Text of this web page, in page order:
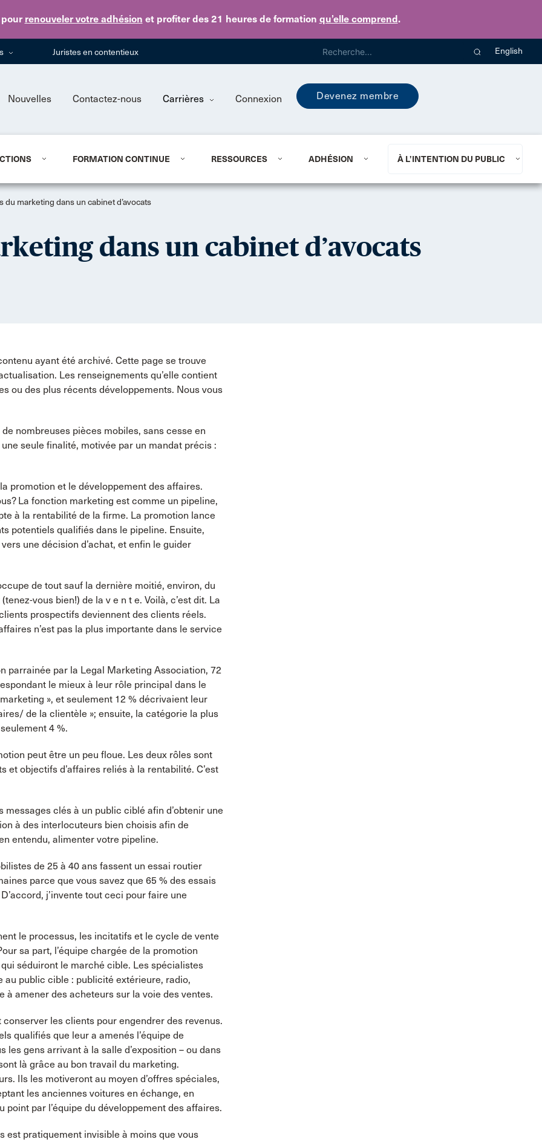
renouveler votre adhésion et profiter des 21 heures de formation qu’elle comprend.
Skip to main content
Juristes en contentieux English
Nouvelles Contactez-nous Carrières Connexion Devenez membre
FORMATION CONTINUE RESSOURCES ADHÉSION À L’INTENTION DU PUBLIC
du marketing dans un cabinet d’avocats
dans un cabinet d’avocats
ayant été archivé. Cette page se trouve
Les renseignements qu’elle contient
ou des plus récents développements. Nous vous
nombreuses pièces mobiles, sans cesse en
seule finalité, motivée par un mandat précis :
promotion et le développement des affaires.
La fonction marketing est comme un pipeline,
à la rentabilité de la firme. La promotion lance
potentiels qualifiés dans le pipeline. Ensuite,
une décision d’achat, et enfin le guider
de tout sauf la dernière moitié, environ, du
vous bien!) de la v e n t e. Voilà, c’est dit. La
prospectifs deviennent des clients réels.
n’est pas la plus importante dans le service
parrainée par la Legal Marketing Association, 72
le mieux à leur rôle principal dans le
», et seulement 12 % décrivaient leur
de la clientèle »; ensuite, la catégorie la plus
4 %.
peut être un peu floue. Les deux rôles sont
objectifs d’affaires reliés à la rentabilité. C’est
clés à un public ciblé afin d’obtenir une
à des interlocuteurs bien choisis afin de
entendu, alimenter votre pipeline.
de 25 à 40 ans fassent un essai routier
parce que vous savez que 65 % des essais
j’invente tout ceci pour faire une
le processus, les incitatifs et le cycle de vente
sa part, l’équipe chargée de la promotion
séduiront le marché cible. Les spécialistes
public cible : publicité extérieure, radio,
amener des acheteurs sur la voie des ventes.
les clients pour engendrer des revenus.
qualifiés que leur a amenés l’équipe de
gens arrivant à la salle d’exposition – ou dans
là grâce au bon travail du marketing.
Ils les motiveront au moyen d’offres spéciales,
les anciennes voitures en échange, en
par l’équipe du développement des affaires.
est pratiquement invisible à moins que vous